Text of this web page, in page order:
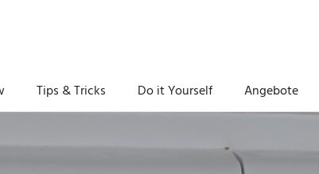
Tips & Tricks Do it Yourself Angebote